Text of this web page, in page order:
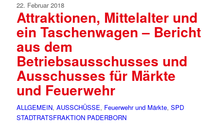
22. Februar 2018
Attraktionen, Mittelalter und
ein Taschenwagen – Bericht
aus dem
Betriebsausschusses und
Ausschusses für Märkte
und Feuerwehr
ALLGEMEIN, AUSSCHÜSSE, Feuerwehr und Märkte, SPD
STADTRATSFRAKTION PADERBORN